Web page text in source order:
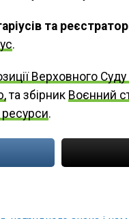
та
.
Верховного
та збірник Воєнний
ресурси.